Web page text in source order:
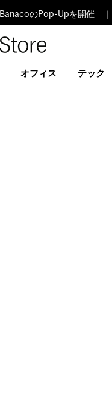
BanacoのPop-Upを開催
Design
オフィス テック